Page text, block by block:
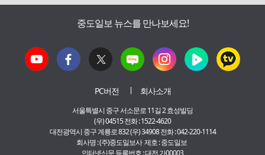
중도일보 뉴스를 만나보세요!
PC버전 회사소개
서울특별시 중구 서소문로 11길 2 효성빌딩
(우) 04515 전화 : 1522-4620
대전광역시 중구 계룡로 832 (우) 34908 전화 : 042-220-1114
회사명 : (주)중도일보사 제호 : 중도일보